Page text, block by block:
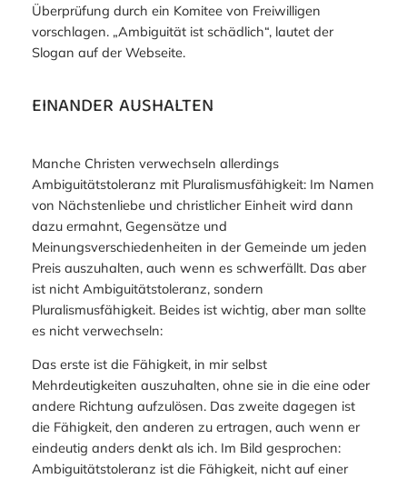
Überprüfung durch ein Komitee von Freiwilligen
vorschlagen. „Ambiguität ist schädlich“, lautet der
Slogan auf der Webseite.
EINANDER AUSHALTEN
Manche Christen verwechseln allerdings
Ambiguitätstoleranz mit Pluralismusfähigkeit: Im Namen
von Nächstenliebe und christlicher Einheit wird dann
dazu ermahnt, Gegensätze und
Meinungsverschiedenheiten in der Gemeinde um jeden
Preis auszuhalten, auch wenn es schwerfällt. Das aber
ist nicht Ambiguitätstoleranz, sondern
Pluralismusfähigkeit. Beides ist wichtig, aber man sollte
es nicht verwechseln:
Das erste ist die Fähigkeit, in mir selbst
Mehrdeutigkeiten auszuhalten, ohne sie in die eine oder
andere Richtung aufzulösen. Das zweite dagegen ist
die Fähigkeit, den anderen zu ertragen, auch wenn er
eindeutig anders denkt als ich. Im Bild gesprochen:
Ambiguitätstoleranz ist die Fähigkeit, nicht auf einer